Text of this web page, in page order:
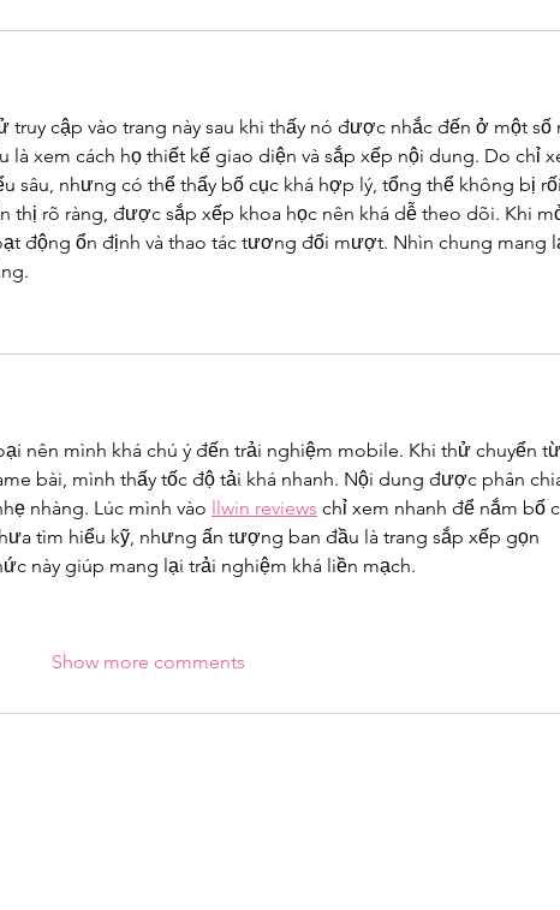
truy cập vào trang này sau khi thấy nó được nhắc đến ở một số
là xem cách họ thiết kế giao diện và sắp xếp nội dung. Do chỉ
sâu, nhưng có thể thấy bố cục khá hợp lý, tổng thể không bị rối
thị rõ ràng, được sắp xếp khoa học nên khá dễ theo dõi. Khi
động ổn định và thao tác tương đối mượt. Nhìn chung mang
nên mình khá chú ý đến trải nghiệm mobile. Khi thử chuyển từ
bài, mình thấy tốc độ tải khá nhanh. Nội dung được phân
nhàng. Lúc mình vào
llwin reviews chỉ xem nhanh để nắm bố
tìm hiểu kỹ, nhưng ấn tượng ban đầu là trang sắp xếp gọn
này giúp mang lại trải nghiệm khá liền mạch.
Show more comments